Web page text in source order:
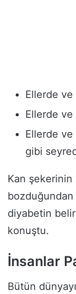
Ellerde ve
Ellerde ve
Ellerde
gibi
Kan
bozduğundan
diyabetin
konuştu.
İnsanlar
Bütün